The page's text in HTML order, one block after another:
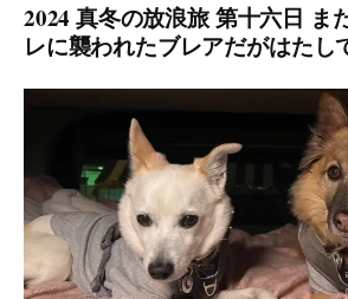
2024 真冬の放浪旅 第十六日 ま
レに襲われたブレアだがはたし